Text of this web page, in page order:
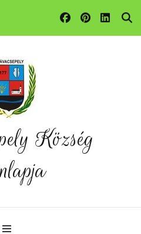
Község